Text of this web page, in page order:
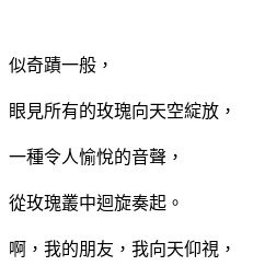
似奇蹟一般，
眼見所有的玫瑰向天空綻放，
一種令人愉悅的音聲，
從玫瑰叢中迴旋奏起。
啊，我的朋友，我向天仰視，